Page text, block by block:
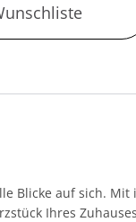
Blicke auf sich. Mit
Ihres